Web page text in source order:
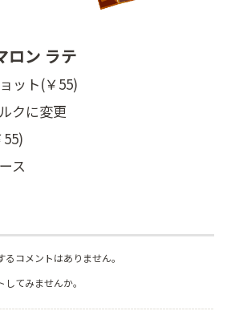
ロン ラテ
ット(￥55)
クに変更
ス
コメントはありません。
てみませんか。